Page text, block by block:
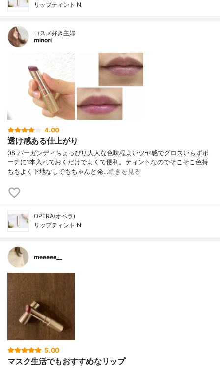
リップティント N
コスメ好き主婦
minori
4.00
透け感ある仕上がり
08 バーガンディちょっぴり大人な色味程よいツヤ感でグロスいらずポ
ーチに1本入れておくだけでよくて便利。ティントなのでそこそこ色持
ちもよく下地なしでもちゃんと発…続きを見る
OPERA(オペラ)
リップティント N
meeeee__
5.00
マスク生活でもおすすめなリップ